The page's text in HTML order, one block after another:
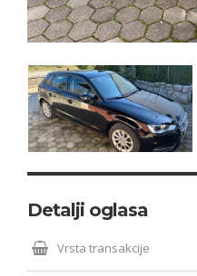
Detalji oglasa
Vrsta transakcije